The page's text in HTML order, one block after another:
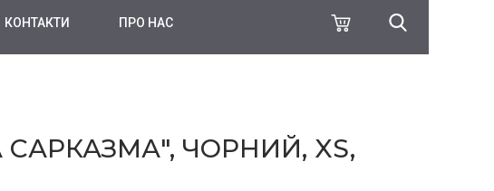
КОНТАКТИ ПРО НАС
ЧОРНИЙ, XS,